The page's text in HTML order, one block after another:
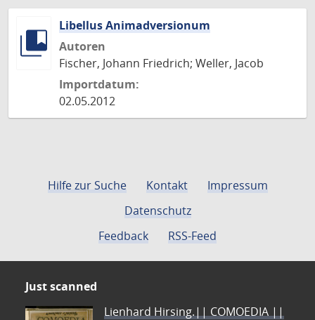
Libellus Animadversionum
Autoren
Fischer, Johann Friedrich; Weller, Jacob
Importdatum:
02.05.2012
Hilfe zur Suche Kontakt
Impressum
Datenschutz
Feedback
RSS-Feed
Just scanned
Lienhard Hirsing.|| COMOEDIA ||